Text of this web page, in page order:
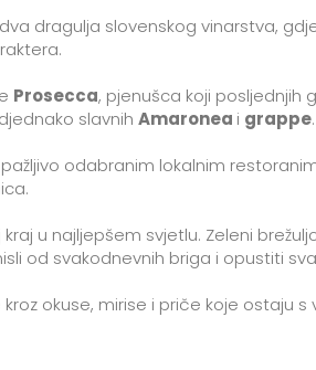
dragulja slovenskog vinarstva,
Prosecca, pjenušca koji posljednjih
slavnihAmaronea i grappe.
odabranim lokalnim
u najljepšem svjetlu. Zeleni
od svakodnevnih briga i opustiti
okuse, mirise i priče koje ostaju